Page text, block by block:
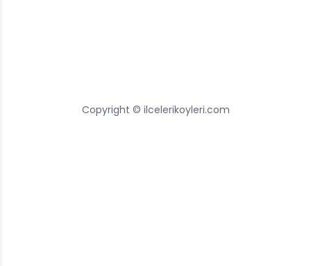
Copyright © ilcelerikoyleri.com